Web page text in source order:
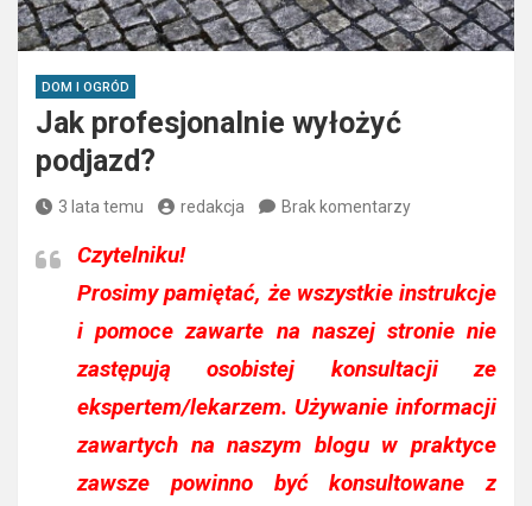
DOM I OGRÓD
Jak profesjonalnie wyłożyć
podjazd?
3 lata temu redakcja Brak komentarzy
Czytelniku!
Prosimy pamiętać, że wszystkie instrukcje
i pomoce zawarte na naszej stronie nie
zastępują osobistej konsultacji ze
ekspertem/lekarzem. Używanie informacji
zawartych na naszym blogu w praktyce
zawsze powinno być konsultowane z